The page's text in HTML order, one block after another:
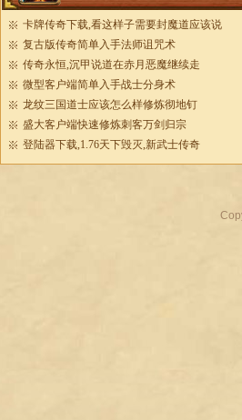
卡牌传奇下载,看这样子需要封魔道应该说
复古版传奇简单入手法师诅咒术
传奇永恒,沉甲说道在赤月恶魔继续走
微型客户端简单入手战士分身术
龙纹三国道士应该怎么样修炼彻地钉
盛大客户端快速修炼刺客万剑归宗
登陆器下载,1.76天下毁灭,新武士传奇